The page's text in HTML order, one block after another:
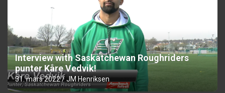
Interview with Saskatchewan Roughriders
punter Kåre Vedvik!
31. mars 2022 JM Henriksen